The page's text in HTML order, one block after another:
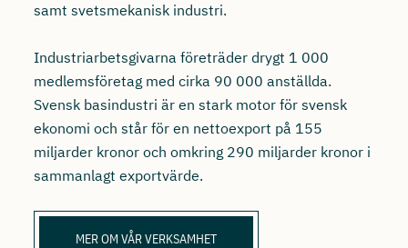
samt svetsmekanisk industri.
Industriarbetsgivarna företräder drygt 1 000
medlemsföretag med cirka 90 000 anställda.
Svensk basindustri är en stark motor för svensk
ekonomi och står för en nettoexport på 155
miljarder kronor och omkring 290 miljarder kronor i
sammanlagt exportvärde.
MER OM VÅR VERKSAMHET